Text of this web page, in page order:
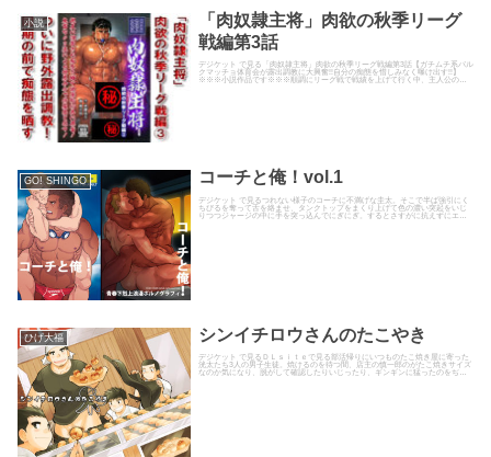
小説
「肉奴隷主将」肉欲の秋季リーグ
戦編第3話
デジケット で見る「肉奴隷主将」肉欲の秋季リーグ戦編第3話【ガチムチ系バル
クマッチョ体育会が露出調教に大興奮!!自分の痴態を惜しみなく曝け出す!!】
※※※小説作品です※※※順調にリーグ戦で戦績を上げて行く中、主人公のゴ
GO! SHINGO コーチと俺！vol.1
デジケット で見るつれない様子のコーチに不満げな圭太。そこで半ば強引にく
ちびるを奪って舌を絡ませ、タンクトップをまくり上げて色の濃い突起をいじ
りつつジャージの中に手を突っ込んでにぎにぎ。するとさすがに抗えずにエラ
ひげ大福 シンイチロウさんのたこやき
デジケット で見るＤＬｓｉｔｅで見る部活帰りにいつものたこ焼き屋に寄った
洸太たち3人の男子生徒。焼けるのを待つ間、店主の慎一郎のがたこ焼きサイズ
なのか気になり、脱がして確認したりいじったり、ギンギンに猛ったのをぢゅ